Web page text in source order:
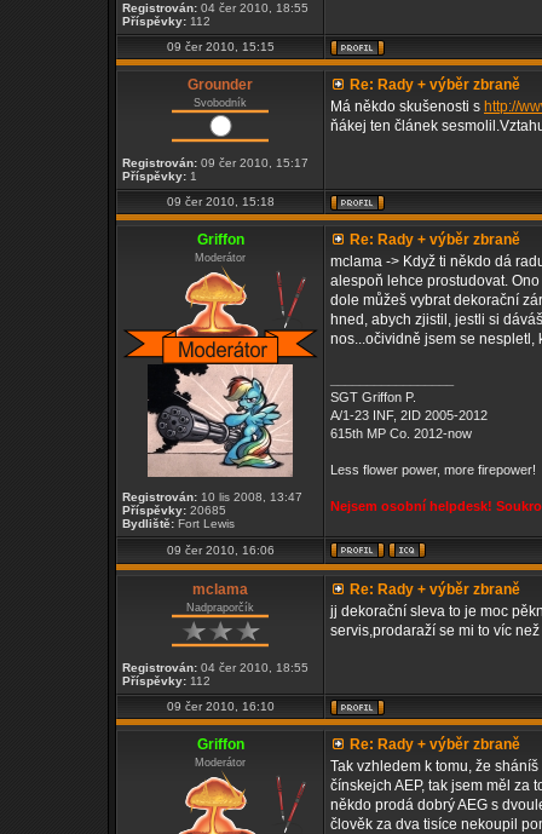
Registrován: 04 čer 2010, 18:55
Příspěvky: 112
09 čer 2010, 15:15
Grounder
Svobodník
Registrován: 09 čer 2010, 15:17
Příspěvky: 1
Re: Rady + výběr zbraně
Má někdo skušenosti s http://
ňákej ten článek
09 čer 2010, 15:18
Griffon
Moderátor
Registrován: 10 lis 2008, 13:47
Příspěvky: 20685
Bydliště: Fort Lewis
Re: Rady + výběr zbraně
mclama -> Když ti někdo dá
alespoň lehce prostudovat.
dole můžeš vybrat dekorační
hned, abych zjistil, jestli si
nos...očividně jsem se nespletl,
SGT Griffon P.
A/1-23 INF, 2ID 2005-2012
615th MP Co. 2012-now
Less flower power, more firepower!
Nejsem osobní helpdesk!
09 čer 2010, 16:06
mclama
Nadpraporčík
Registrován: 04 čer 2010, 18:55
Příspěvky: 112
Re: Rady + výběr zbraně
jj dekorační sleva to je moc
servis,prodaraží se mi to víc
09 čer 2010, 16:10
Griffon
Moderátor
Re: Rady + výběr zbraně
Tak vzhledem k tomu, že
čínskejch AEP, tak jsem měl za
někdo prodá dobrý AEG s
člověk za dva tisíce nekoupil